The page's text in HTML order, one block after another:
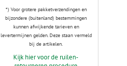
*) Voor grotere pakketverzendingen en
bijzondere (buitenland) bestemmingen
kunnen afwijkende tarieven en
levertermijnen gelden. Deze staan vermeld
bij de artikelen.
Kijk hier voor de ruilen-